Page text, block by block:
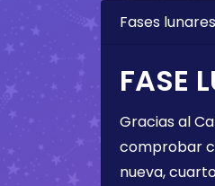
Fases
FASE
Gracias al
comprobar
nueva,